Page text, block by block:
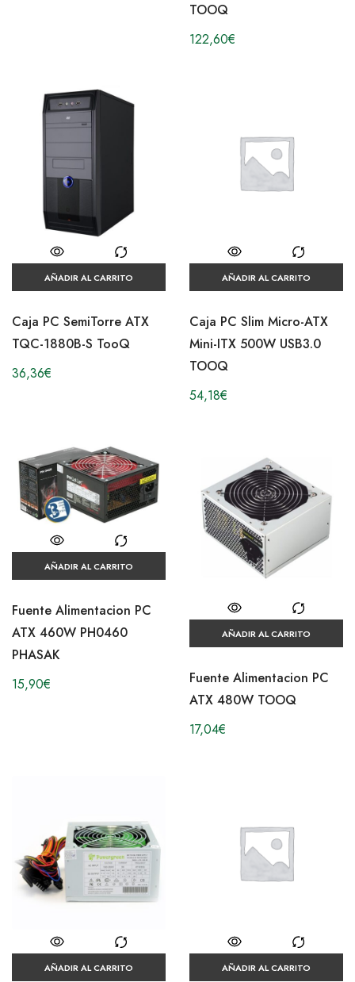
TOOQ
122,60€
AÑADIR AL CARRITO
Caja PC SemiTorre ATX
TQC-1880B-S TooQ
36,36€
AÑADIR AL CARRITO
Caja PC Slim Micro-ATX
Mini-ITX 500W USB3.0
TOOQ
54,18€
AÑADIR AL CARRITO
Fuente Alimentacion PC
ATX 460W PH0460
PHASAK
15,90€
AÑADIR AL CARRITO
Fuente Alimentacion PC
ATX 480W TOOQ
17,04€
AÑADIR AL CARRITO AÑADIR AL CARRITO